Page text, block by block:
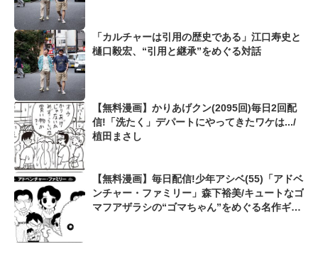
「カルチャーは引用の歴史である」江口寿史と
樋口毅宏、“引用と継承”をめぐる対話
【無料漫画】かりあげクン(2095回)毎日2回配
信!「洗たく」デパートにやってきたワケは.../
植田まさし
【無料漫画】毎日配信!少年アシベ(55)「アドベ
ンチャー・ファミリー」森下裕美/キュートなゴ
マフアザラシの“ゴマちゃん”をめぐる名作ギャ